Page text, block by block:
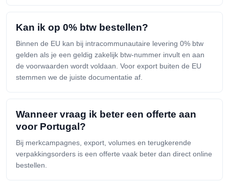
Kan ik op 0% btw bestellen?
Binnen de EU kan bij intracommunautaire levering 0% btw
gelden als je een geldig zakelijk btw-nummer invult en aan
de voorwaarden wordt voldaan. Voor export buiten de EU
stemmen we de juiste documentatie af.
Wanneer vraag ik beter een offerte aan
voor Portugal?
Bij merkcampagnes, export, volumes en terugkerende
verpakkingsorders is een offerte vaak beter dan direct online
bestellen.